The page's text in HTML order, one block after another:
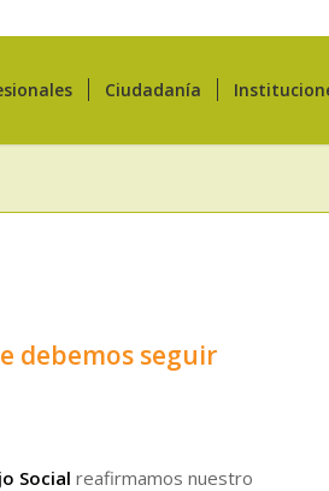
Ciudadanía
debemos seguir
Social reafirmamos nuestro